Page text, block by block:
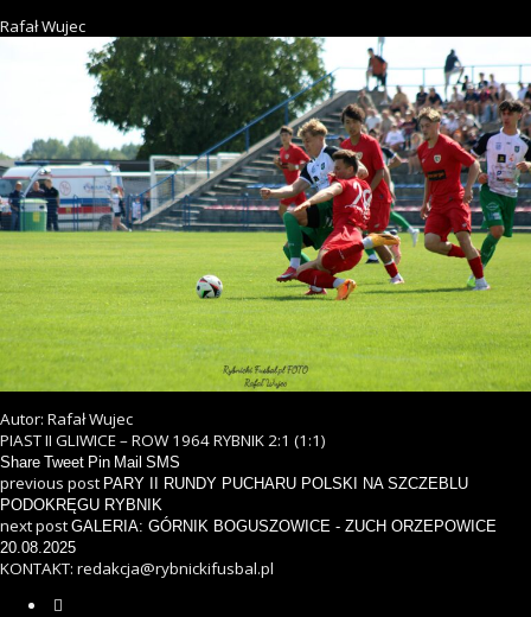
Rafał Wujec
Autor: Rafał Wujec
PIAST II GLIWICE – ROW 1964 RYBNIK 2:1 (1:1)
Share Tweet Pin Mail SMS
previous post PARY II RUNDY PUCHARU POLSKI NA SZCZEBLU
PODOKRĘGU RYBNIK
next postGALERIA: GÓRNIK BOGUSZOWICE - ZUCH ORZEPOWICE
20.08.2025
KONTAKT: redakcja@rybnickifusbal.pl